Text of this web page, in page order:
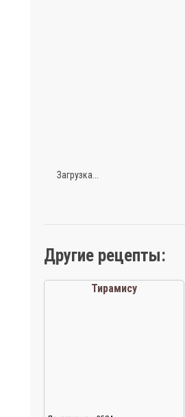
Загрузка...
Другие рецепты:
Тирамису